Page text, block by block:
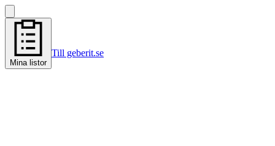
Mina listor
Till geberit.se